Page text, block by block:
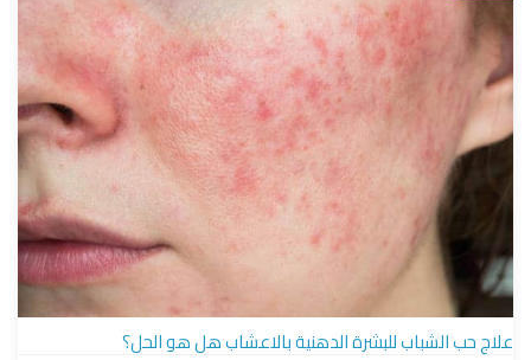
علاج حب الشباب للبشرة الدهنية بالاعشاب هل هو الحل؟